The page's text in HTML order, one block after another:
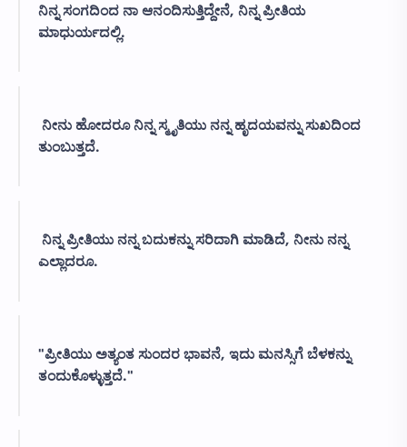
ನಿನ್ನ ಸಂಗದಿಂದ ನಾ ಆನಂದಿಸುತ್ತಿದ್ದೇನೆ, ನಿನ್ನ ಪ್ರೀತಿಯ
ಮಾಧುರ್ಯದಲ್ಲಿ.
ನೀನು ಹೋದರೂ ನಿನ್ನ ಸ್ಮೃತಿಯು ನನ್ನ ಹೃದಯವನ್ನು ಸುಖದಿಂದ
ತುಂಬುತ್ತದೆ.
ನಿನ್ನ ಪ್ರೀತಿಯು ನನ್ನ ಬದುಕನ್ನು ಸರಿದಾಗಿ ಮಾಡಿದೆ, ನೀನು ನನ್ನ
ಎಲ್ಲಾದರೂ.
"ಪ್ರೀತಿಯು ಅತ್ಯಂತ ಸುಂದರ ಭಾವನೆ, ಇದು ಮನಸ್ಸಿಗೆ ಬೆಳಕನ್ನು
ತಂದುಕೊಳ್ಳುತ್ತದೆ."